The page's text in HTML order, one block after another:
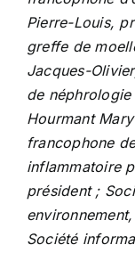
Pierre-Louis,
greffe de
Jacques-
de
Hourmant
francophone
inflammatoire
président ;
Société